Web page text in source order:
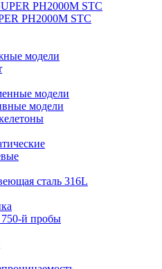
PH2000M STC
модели
модели
модели
сталь 316L
750-й пробы